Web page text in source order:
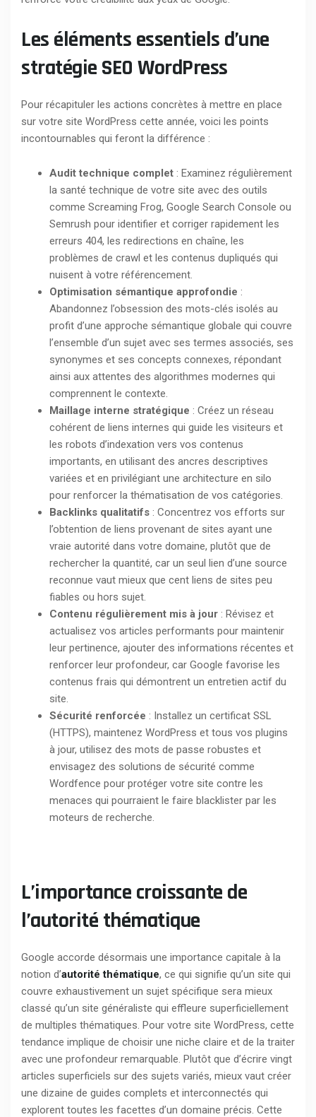
Les éléments essentiels d’une
stratégie SEO WordPress
Pour récapituler les actions concrètes à mettre en place
sur votre site WordPress cette année, voici les points
incontournables qui feront la différence :
Audit technique complet : Examinez régulièrement
la santé technique de votre site avec des outils
comme Screaming Frog, Google Search Console ou
Semrush pour identifier et corriger rapidement les
erreurs 404, les redirections en chaîne, les
problèmes de crawl et les contenus dupliqués qui
nuisent à votre référencement.
Optimisation sémantique approfondie :
Abandonnez l’obsession des mots-clés isolés au
profit d’une approche sémantique globale qui couvre
l’ensemble d’un sujet avec ses termes associés, ses
synonymes et ses concepts connexes, répondant
ainsi aux attentes des algorithmes modernes qui
comprennent le contexte.
Maillage interne stratégique : Créez un réseau
cohérent de liens internes qui guide les visiteurs et
les robots d’indexation vers vos contenus
importants, en utilisant des ancres descriptives
variées et en privilégiant une architecture en silo
pour renforcer la thématisation de vos catégories.
Backlinks qualitatifs : Concentrez vos efforts sur
l’obtention de liens provenant de sites ayant une
vraie autorité dans votre domaine, plutôt que de
rechercher la quantité, car un seul lien d’une source
reconnue vaut mieux que cent liens de sites peu
fiables ou hors sujet.
Contenu régulièrement mis à jour : Révisez et
actualisez vos articles performants pour maintenir
leur pertinence, ajouter des informations récentes et
renforcer leur profondeur, car Google favorise les
contenus frais qui démontrent un entretien actif du
site.
Sécurité renforcée : Installez un certificat SSL
(HTTPS), maintenez WordPress et tous vos plugins
à jour, utilisez des mots de passe robustes et
envisagez des solutions de sécurité comme
Wordfence pour protéger votre site contre les
menaces qui pourraient le faire blacklister par les
moteurs de recherche.
L’importance croissante de
l’autorité thématique
Google accorde désormais une importance capitale à la
notion d’autorité thématique, ce qui signifie qu’un site qui
couvre exhaustivement un sujet spécifique sera mieux
classé qu’un site généraliste qui effleure superficiellement
de multiples thématiques. Pour votre site WordPress, cette
tendance implique de choisir une niche claire et de la traiter
avec une profondeur remarquable. Plutôt que d’écrire vingt
articles superficiels sur des sujets variés, mieux vaut créer
une dizaine de guides complets et interconnectés qui
explorent toutes les facettes d’un domaine précis. Cette